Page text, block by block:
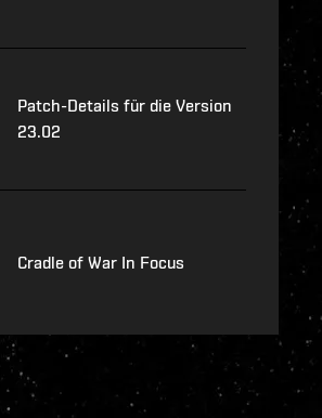
Patch-Details für die Version
23.02
Cradle of War In Focus